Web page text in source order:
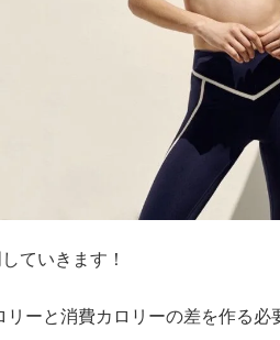
ていきます！
ーと消費カロリーの差を作る必